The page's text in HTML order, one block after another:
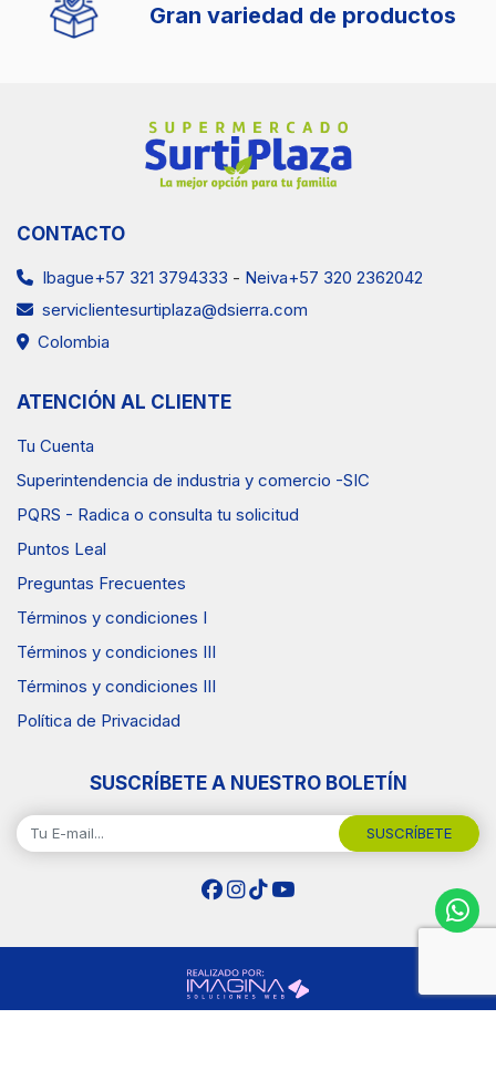
Gran variedad de productos
CONTACTO
Ibague+57 321 3794333 - Neiva+57 320 2362042
serviclientesurtiplaza@dsierra.com
Colombia
ATENCIÓN AL CLIENTE
Tu Cuenta
Superintendencia de industria y comercio -SIC
PQRS - Radica o consulta tu solicitud
Puntos Leal
Preguntas Frecuentes
Términos y condiciones I
Términos y condiciones III
Términos y condiciones III
Política de Privacidad
SUSCRÍBETE A NUESTRO BOLETÍN
SUSCRÍBETE